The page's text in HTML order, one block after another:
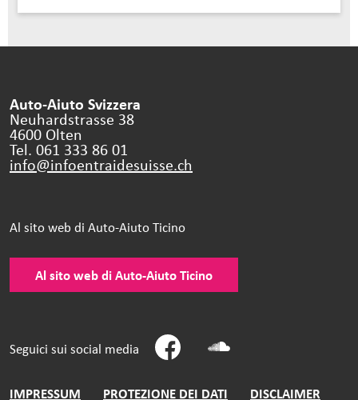
Auto-Aiuto Svizzera
Neuhardstrasse 38
4600 Olten
Tel. 061 333 86 01
info@infoentraidesuisse.ch
Al sito web di Auto-Aiuto Ticino
Al sito web di Auto-Aiuto Ticino
Seguici sui social media
IMPRESSUM PROTEZIONE DEI DATI
DISCLAIMER